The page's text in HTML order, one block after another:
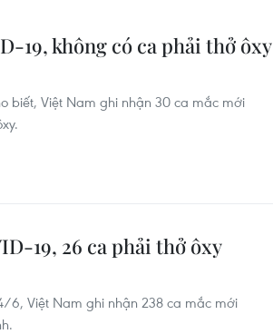
19, không có ca phải thở ôxy
biết, Việt Nam ghi nhận 30 ca mắc mới
19, 26 ca phải thở ôxy
6, Việt Nam ghi nhận 238 ca mắc mới